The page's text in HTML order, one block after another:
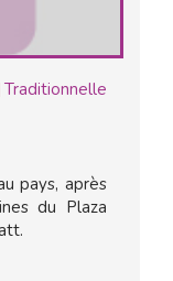
Traditionnelle
pays, après
du Plaza